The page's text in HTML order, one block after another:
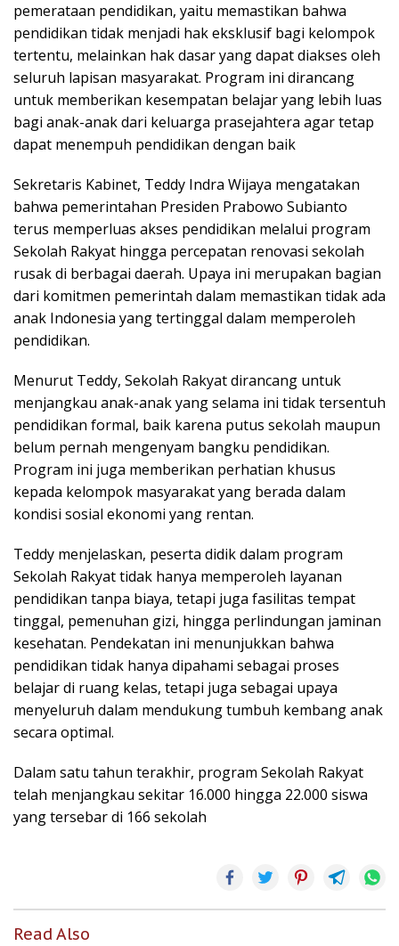
pemerataan pendidikan, yaitu memastikan bahwa
pendidikan tidak menjadi hak eksklusif bagi kelompok
tertentu, melainkan hak dasar yang dapat diakses oleh
seluruh lapisan masyarakat. Program ini dirancang
untuk memberikan kesempatan belajar yang lebih luas
bagi anak-anak dari keluarga prasejahtera agar tetap
dapat menempuh pendidikan dengan baik
Sekretaris Kabinet, Teddy Indra Wijaya mengatakan
bahwa pemerintahan Presiden Prabowo Subianto
terus memperluas akses pendidikan melalui program
Sekolah Rakyat hingga percepatan renovasi sekolah
rusak di berbagai daerah. Upaya ini merupakan bagian
dari komitmen pemerintah dalam memastikan tidak ada
anak Indonesia yang tertinggal dalam memperoleh
pendidikan.
Menurut Teddy, Sekolah Rakyat dirancang untuk
menjangkau anak-anak yang selama ini tidak tersentuh
pendidikan formal, baik karena putus sekolah maupun
belum pernah mengenyam bangku pendidikan.
Program ini juga memberikan perhatian khusus
kepada kelompok masyarakat yang berada dalam
kondisi sosial ekonomi yang rentan.
Teddy menjelaskan, peserta didik dalam program
Sekolah Rakyat tidak hanya memperoleh layanan
pendidikan tanpa biaya, tetapi juga fasilitas tempat
tinggal, pemenuhan gizi, hingga perlindungan jaminan
kesehatan. Pendekatan ini menunjukkan bahwa
pendidikan tidak hanya dipahami sebagai proses
belajar di ruang kelas, tetapi juga sebagai upaya
menyeluruh dalam mendukung tumbuh kembang anak
secara optimal.
Dalam satu tahun terakhir, program Sekolah Rakyat
telah menjangkau sekitar 16.000 hingga 22.000 siswa
yang tersebar di 166 sekolah
Read Also